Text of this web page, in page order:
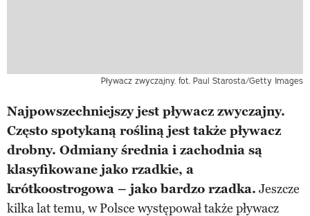
Pływacz zwyczajny. fot. Paul Starosta/Getty Images
Najpowszechniejszy jest pływacz zwyczajny.
Często spotykaną rośliną jest także pływacz
drobny. Odmiany średnia i zachodnia są
klasyfikowane jako rzadkie, a
krótkoostrogowa – jako bardzo rzadka. Jeszcze
kilka lat temu, w Polsce występował także pływacz